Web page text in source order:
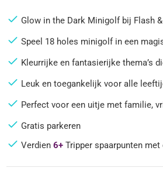
Glow in the Dark Minigolf bij Flash
Speel 18 holes minigolf in een
Kleurrijke en fantasierijke thema’s
Leuk en toegankelijk voor alle
Perfect voor een uitje met familie,
Gratis parkeren
Verdien6+ Tripper spaarpunten met